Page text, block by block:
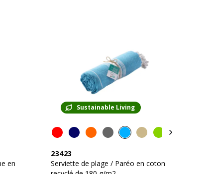
en
Sustainable Living
23423
Serviette de plage / Paréo en coton